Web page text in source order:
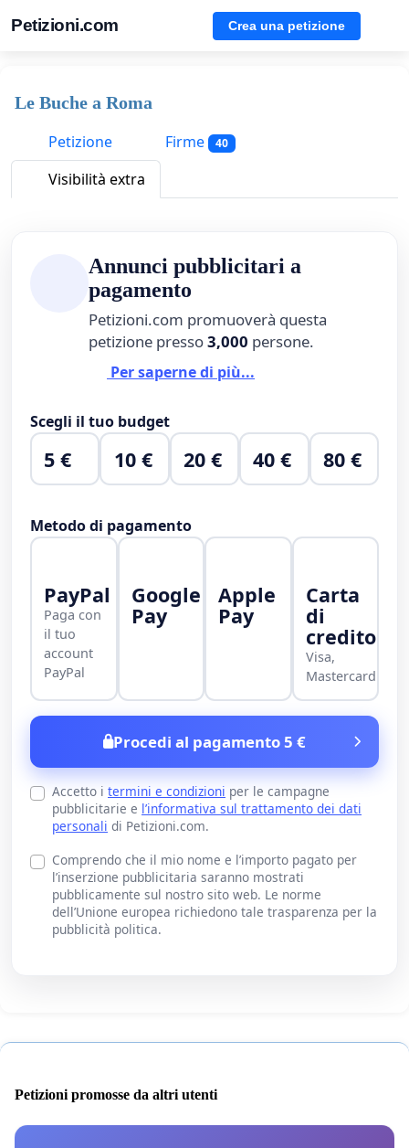
Petizioni.com Crea una petizione
Le Buche a Roma
Petizione
Firme 40
Visibilità extra
Annunci pubblicitari a
pagamento
Petizioni.com promuoverà questa
petizione presso3,000 persone.
Per saperne di più...
Scegli il tuo budget
5 € 10 € 20 € 40 € 80 €
Metodo di pagamento
PayPal
Paga con
il tuo
account
PayPal
Google
Pay
Apple
Pay
Carta
di
credito
Visa,
Mastercard
Procedi al pagamento 5 €
Accetto i termini e condizioni per le campagne
pubblicitarie e l’informativa sul trattamento dei dati
personali di Petizioni.com.
Comprendo che il mio nome e l’importo pagato per
l’inserzione pubblicitaria saranno mostrati
pubblicamente sul nostro sito web. Le norme
dell’Unione europea richiedono tale trasparenza per la
pubblicità politica.
Petizioni promosse da altri utenti